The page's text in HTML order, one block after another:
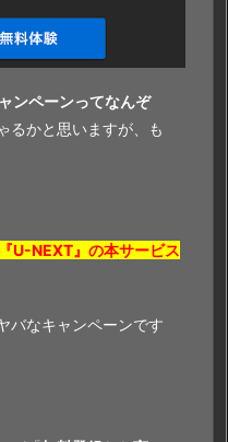
ンペーンってなんぞ
るかと思いますが、も
U-NEXT』の本サービス
バなキャンペーンです